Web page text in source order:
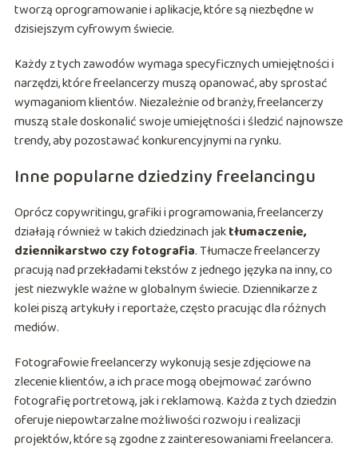
tworzą oprogramowanie i aplikacje, które są niezbędne w
dzisiejszym cyfrowym świecie.
Każdy z tych zawodów wymaga specyficznych umiejętności i
narzędzi, które freelancerzy muszą opanować, aby sprostać
wymaganiom klientów. Niezależnie od branży, freelancerzy
muszą stale doskonalić swoje umiejętności i śledzić najnowsze
trendy, aby pozostawać konkurencyjnymi na rynku.
Inne popularne dziedziny freelancingu
Oprócz copywritingu, grafiki i programowania, freelancerzy
działają również w takich dziedzinach jaktłumaczenie,
dziennikarstwo czy fotografia. Tłumacze freelancerzy
pracują nad przekładami tekstów z jednego języka na inny, co
jest niezwykle ważne w globalnym świecie. Dziennikarze z
kolei piszą artykuły i reportaże, często pracując dla różnych
mediów.
Fotografowie freelancerzy wykonują sesje zdjęciowe na
zlecenie klientów, a ich prace mogą obejmować zarówno
fotografię portretową, jak i reklamową. Każda z tych dziedzin
oferuje niepowtarzalne możliwości rozwoju i realizacji
projektów, które są zgodne z zainteresowaniami freelancera.